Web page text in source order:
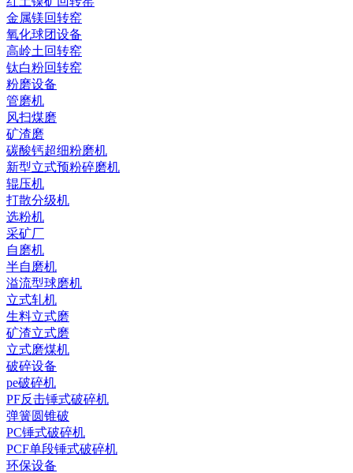
金属镁回转窑
氧化球团设备
高岭土回转窑
钛白粉回转窑
粉磨设备
管磨机
风扫煤磨
矿渣磨
碳酸钙超细粉磨机
新型立式预粉碎磨机
辊压机
打散分级机
选粉机
采矿厂
自磨机
半自磨机
溢流型球磨机
立式轧机
生料立式磨
矿渣立式磨
立式磨煤机
破碎设备
pe破碎机
PF反击锤式破碎机
弹簧圆锥破
PC锤式破碎机
PCF单段锤式破碎机
环保设备